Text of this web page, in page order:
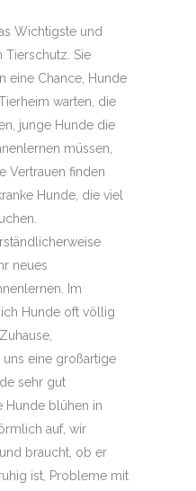
Wichtigste und
Tierschutz. Sie
eine Chance, Hunde
warten, die
junge Hunde die
müssen,
Vertrauen finden
Hunde, die viel
neues
Im
Hunde oft völlig
eine großartige
sehr gut
Hunde blühen in
auf, wir
braucht, ob er
ist, Probleme mit